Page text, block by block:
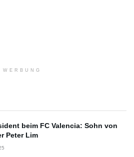
WERBUNG
beim FC Valencia: Sohn von
Peter Lim